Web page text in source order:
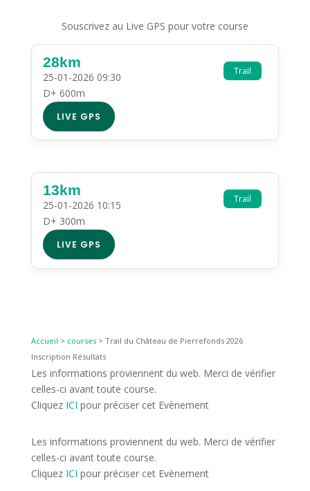
Souscrivez au Live GPS pour votre course
Trail
28km
25-01-2026 09:30
D+ 600m
LIVE GPS
Trail
13km
25-01-2026 10:15
D+ 300m
LIVE GPS
Accueil > courses> Trail du Château de Pierrefonds 2026
Inscription Résultats
Les informations proviennent du web. Merci de vérifier
celles-ci avant toute course.
Cliquez ICI pour préciser cet Evènement
Les informations proviennent du web. Merci de vérifier
celles-ci avant toute course.
Cliquez ICI pour préciser cet Evènement